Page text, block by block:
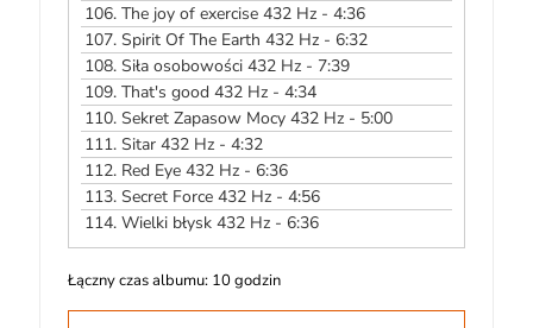
106.The joy of exercise 432 Hz - 4:36
107.Spirit Of The Earth 432 Hz - 6:32
108.Siła osobowości 432 Hz - 7:39
109.That's good 432 Hz - 4:34
110.Sekret Zapasow Mocy 432 Hz - 5:00
111.Sitar 432 Hz - 4:32
112. Red Eye 432 Hz - 6:36
113.Secret Force 432 Hz - 4:56
114.Wielki błysk 432 Hz - 6:36
Łączny czas albumu: 10 godzin